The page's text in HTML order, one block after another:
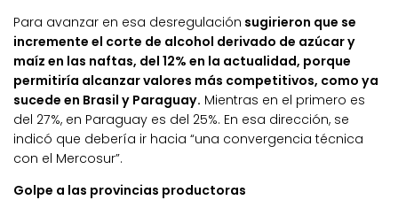
Para avanzar en esa desregulación sugirieron que se
incremente el corte de alcohol derivado de azúcar y
maíz en las naftas, del 12% en la actualidad, porque
permitiría alcanzar valores más competitivos, como ya
sucede en Brasil y Paraguay. Mientras en el primero es
del 27%, en Paraguay es del 25%. En esa dirección, se
indicó que debería ir hacia “una convergencia técnica
con el Mercosur”.
Golpe a las provincias productoras